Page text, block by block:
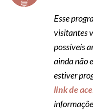
Esse
visitantes
possíveis
ainda não
estiver
link de